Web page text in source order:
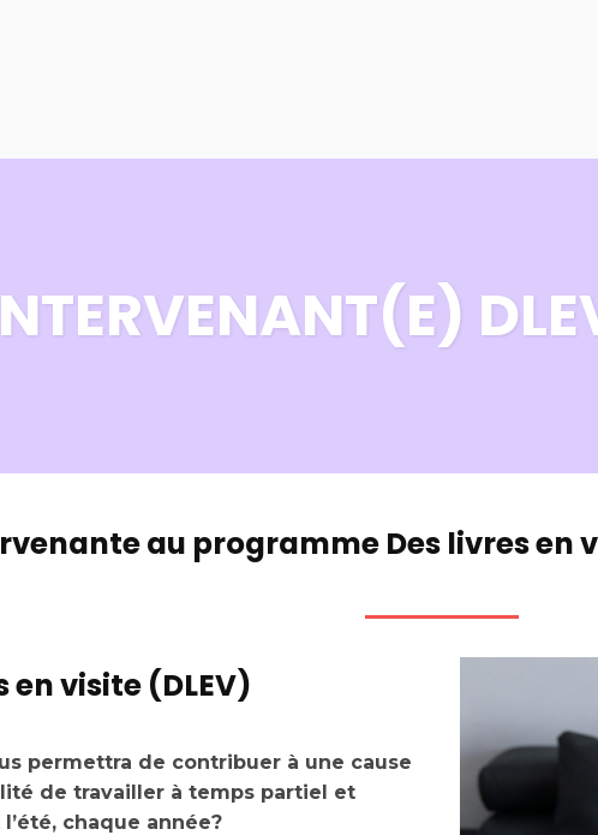
au programme Des livres en
visite (DLEV)
permettra de contribuer à une cause
de travailler à temps partiel et
chaque année?